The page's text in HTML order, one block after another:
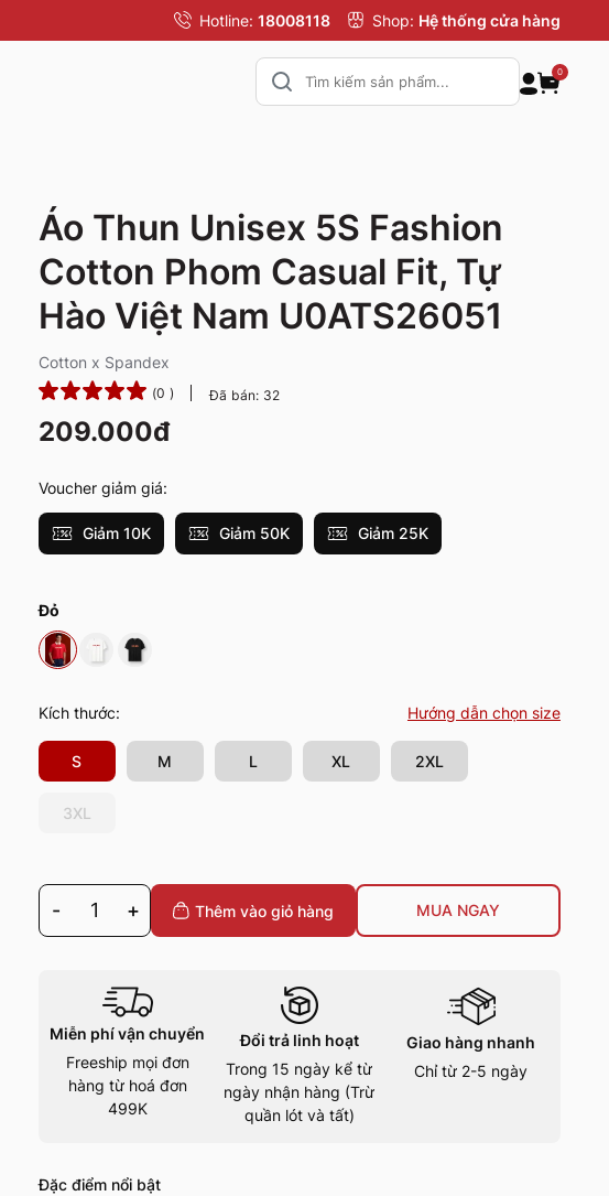
Hotline: 18008118 Shop: Hệ thống cửa hàng
0
Áo Thun Unisex 5S Fashion
Cotton Phom Casual Fit, Tự
Hào Việt Nam U0ATS26051
Cotton x Spandex
(0 ) Đã bán: 32
209.000đ
Voucher giảm giá:
Giảm 10K Giảm 50K Giảm 25K
Đỏ
Kích thước: Hướng dẫn chọn size
S M L XL 2XL
3XL
- 1 + Thêm vào giỏ hàng MUA NGAY
Miễn phí vận chuyển
Freeship mọi đơn
hàng từ hoá đơn
499K
Đổi trả linh hoạt
Trong 15 ngày kể từ
ngày nhận hàng (Trừ
quần lót và tất)
Giao hàng nhanh
Chỉ từ 2-5 ngày
Đặc điểm nổi bật